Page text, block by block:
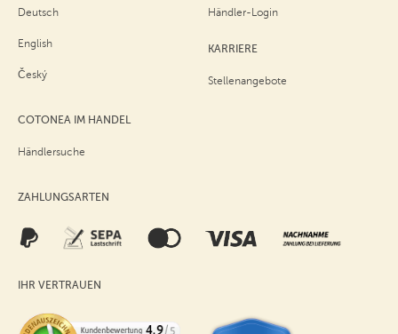
Deutsch
English
Český
COTONEA IM HANDEL
Händlersuche
Händler-Login
KARRIERE
Stellenangebote
ZAHLUNGSARTEN
IHR VERTRAUEN